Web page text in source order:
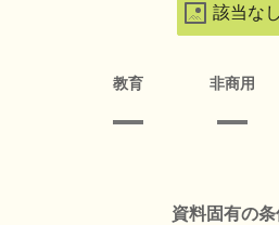
該当なし
教育 非商用
資料固有の